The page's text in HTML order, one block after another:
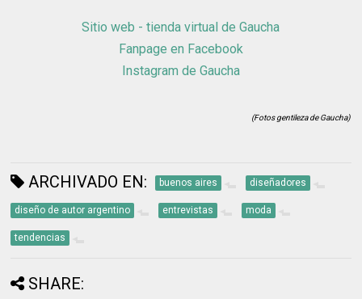
Sitio web - tienda virtual de Gaucha
Fanpage en Facebook
Instagram de Gaucha
(Fotos gentileza de Gaucha)
ARCHIVADO EN: buenos aires diseñadores
diseño de autor argentino entrevistas moda
tendencias
SHARE: